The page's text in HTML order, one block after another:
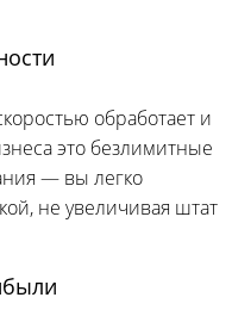
обработает и
это безлимитные
— вы легко
не увеличивая штат